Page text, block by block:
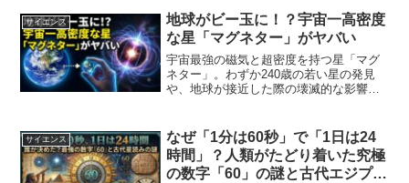
く掘り下げます。
サイエンス
地球がビー玉に！？宇宙一高密度
な星「マグネター」がヤバい
宇宙最強の磁気と超密度を持つ星「マグ
ネター」。わずか240歳の若い星の発見
や、地球が接近した際の壊滅的な影響、
サイエンス
なぜ「1分は60秒」で「1日は24
時間」？人類がたどり着いた究極
の数字「60」の謎と古代エジプト